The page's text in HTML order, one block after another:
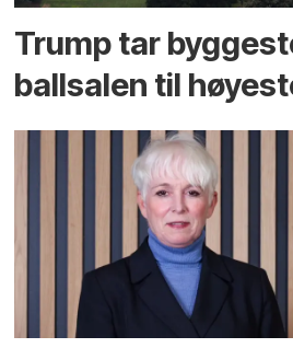
Trump tar
ballsalen til